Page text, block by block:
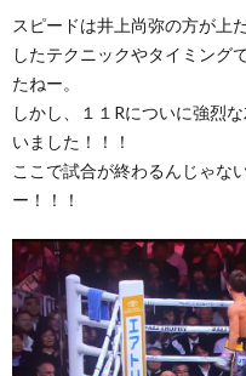
スピードは井上尚弥の方が上
したテクニックやタイミング
たねー。
しかし、１１Rについに強烈
いました！！！
ここで試合が終わるんじゃな
ー！！！